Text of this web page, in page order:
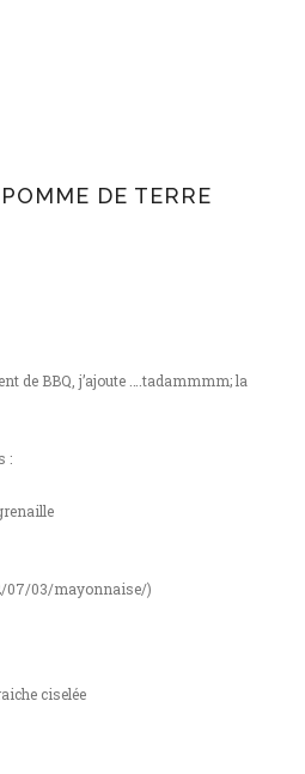
DE TERRE
de BBQ, j’ajoute ….tadammmm; la
:
07/03/mayonnaise/)
ciselée